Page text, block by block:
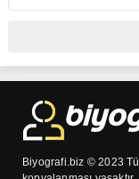
Biyografi.biz © 2023